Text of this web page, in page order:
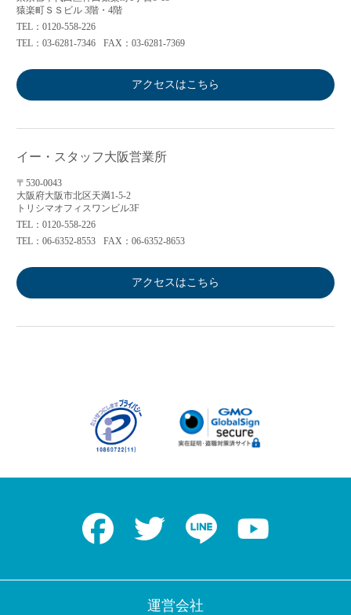
猿楽町ＳＳビル 3階・4階
TEL：0120-558-226
TEL：03-6281-7346
FAX：03-6281-7369
アクセスはこちら
イー・スタッフ大阪営業所
〒530-0043
大阪府大阪市北区天満1-5-2
トリシマオフィスワンビル3F
TEL：0120-558-226
TEL：06-6352-8553
FAX：06-6352-8653
アクセスはこちら
Facebook Twitter LINE
運営会社